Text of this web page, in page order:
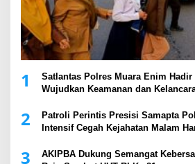
1
Satlantas Polres Muara Enim
Wujudkan Keamanan dan
2
Patroli Perintis Presisi Samapta
Intensif Cegah Kejahatan Malam
3
AKIPBA Dukung Semangat